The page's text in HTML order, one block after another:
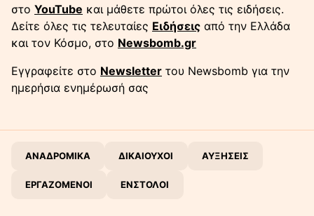
στο YouTube και μάθετε πρώτοι όλες τις ειδήσεις.
Δείτε όλες τις τελευταίες Ειδήσεις από την Ελλάδα
και τον Κόσμο, στο Newsbomb.gr
Εγγραφείτε στο Newsletter του Newsbomb για την
ημερήσια ενημέρωσή σας
ΑΝΑΔΡΟΜΙΚΑ ΔΙΚΑΙΟΥΧΟΙ ΑΥΞΗΣΕΙΣ
ΕΡΓΑΖΟΜΕΝΟΙ ΕΝΣΤΟΛΟΙ